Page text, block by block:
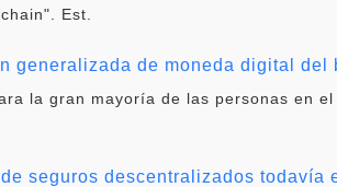
Est.
generalizada de moneda digital del
la gran mayoría de las personas en
seguros descentralizados todavía